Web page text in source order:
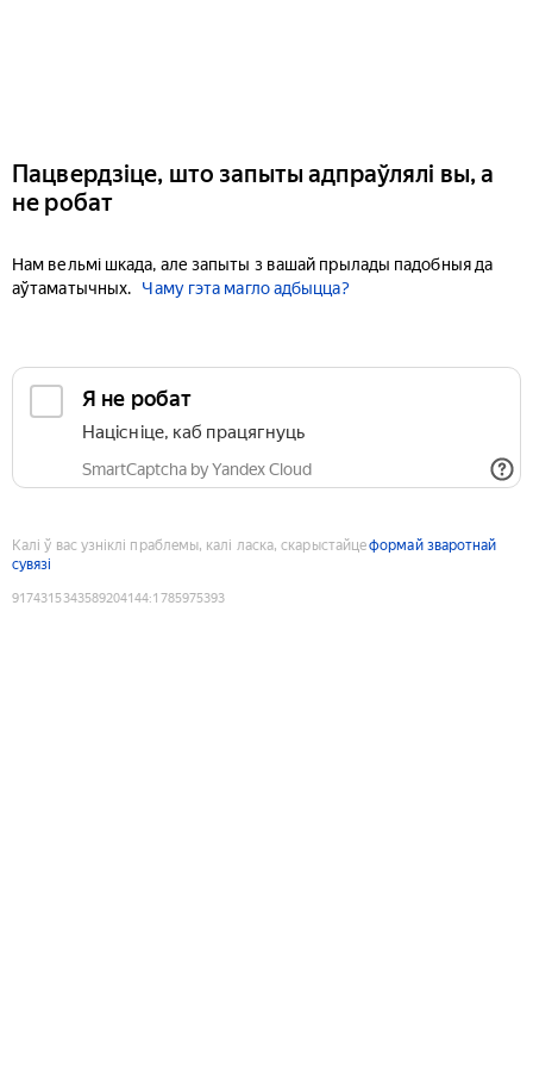
Пацвердзіце, што запыты адпраўлялі вы, а
не робат
Нам вельмі шкада, але запыты з вашай прылады падобныя да
аўтаматычных.
Чаму гэта магло адбыцца?
Я не робат
Націсніце, каб працягнуць
SmartCaptcha by Yandex Cloud
Калі ў вас узніклі праблемы, калі ласка, скарыстайцеформай зваротнай
сувязі
9174315343589204144:1785975393